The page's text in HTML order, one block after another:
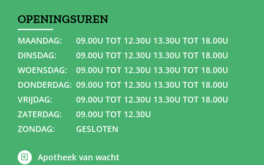
OPENINGSUREN
MAANDAG:
09.00U TOT 12.30U 13.30U TOT 18.00U
DINSDAG:
09.00U TOT 12.30U 13.30U TOT 18.00U
WOENSDAG:
09.00U TOT 12.30U 13.30U TOT 18.00U
DONDERDAG: 09.00U TOT 12.30U 13.30U TOT 18.00U
VRIJDAG:
09.00U TOT 12.30U 13.30U TOT 18.00U
ZATERDAG:
09.00U TOT 12.30U
ZONDAG:
GESLOTEN
Apotheek van wacht